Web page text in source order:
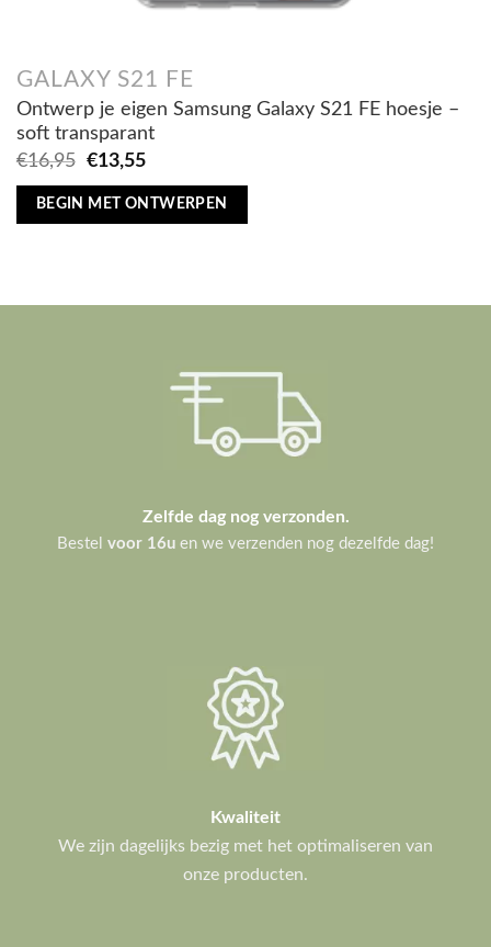
GALAXY S21 FE
Ontwerp je eigen Samsung Galaxy S21 FE hoesje –
soft transparant
€16,95
Oorspronkelijke
was:
€13,55Huidige
is:
BEGIN MET ONTWERPEN
Zelfde dag nog verzonden.
Bestel voor 16u en we verzenden nog dezelfde dag!
Kwaliteit
We zijn dagelijks bezig met het optimaliseren van
onze producten.